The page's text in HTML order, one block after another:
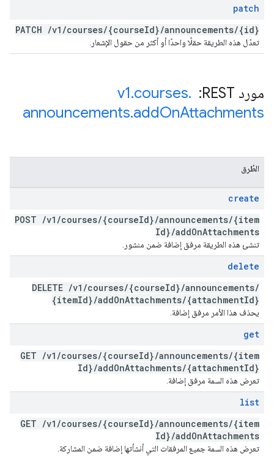
patch
PATCH /v1 /courses/{courseId}/announcements/{id}
تعدّل هذه الطريقة حقلًا واحدًا أو أكثر من حقول الإشعار.
مورد REST: ‏ v1.courses.
announcements.addOnAttachments
الطُرق
create
POST /v1 /courses/{courseId}/announcements/{item
Id}/addOnAttachments
تنشئ هذه الطريقة مرفق إضافة ضمن منشور.
delete
DELETE /v1 /courses/{courseId}/announcements/
{itemId}/addOnAttachments/{attachmentId}
يحذف هذا الأمر مرفق إضافة.
get
GET /v1 /courses/{courseId}/announcements/{item
Id}/addOnAttachments/{attachmentId}
تعرض هذه السمة مرفق إضافة.
list
GET /v1 /courses/{courseId}/announcements/{item
Id}/addOnAttachments
تعرض هذه السمة جميع المرفقات التي أنشأتها إضافة ضمن المشاركة.